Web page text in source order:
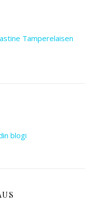
Tamperelaisen
blogi